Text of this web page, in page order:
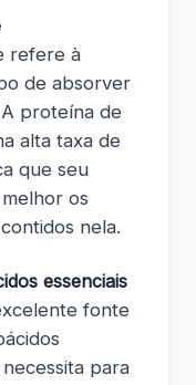
refere à
de absorver
proteína de
alta taxa de
que seu
os
nela.
essenciais
fonte
para